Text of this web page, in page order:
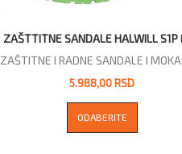
ZAŠTTITNE SANDALE HALWILL S1P
ZAŠTITNE I RADNE SANDALE I
5.988,00 RSD
ODABERITE